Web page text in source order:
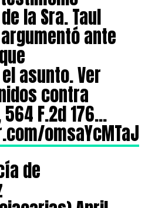
la Sra. Taul
ante
asunto. Ver
contra
F.2d 176…
omsaYcMTaJ
de